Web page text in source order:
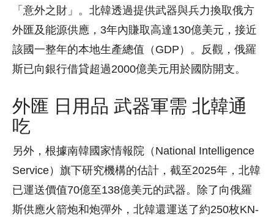
「意外之財」。北韓透過提供武器與兵力換取俄方
外匯及能源供應，3年內賺取高達130億美元，接近
該國一整年的本地生產總值（GDP）。反觀，俄羅
斯已向銀行借貸超過2000億美元用於國防開支。
外匯 日用品 武器軍需 北韓通
吃
另外，根據南韓國家情報院（National Intelligence
Service）旗下研究機構的估計，截至2025年，北韓
已運送價值70億至138億美元的武器。除了向俄羅
斯供應火箭炮和炮彈外，北韓還運送了約250枚KN-